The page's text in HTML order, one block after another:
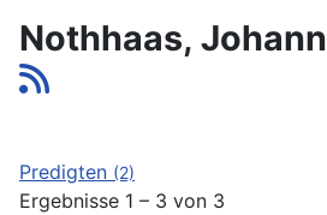
Nothhaas,
Predigten (2)
Ergebnisse 1 – 3 von 3